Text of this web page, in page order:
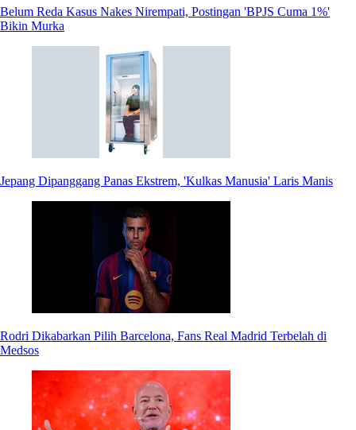
Belum Reda Kasus Nakes Nirempati, Postingan 'BPJS Cuma 1%'
Bikin Murka
Jepang Dipanggang Panas Ekstrem, 'Kulkas Manusia' Laris Manis
Rodri Dikabarkan Pilih Barcelona, Fans Real Madrid Terbelah di
Medsos